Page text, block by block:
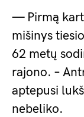
— Pirmą
mišinys
62 metų
rajono. –
aptepusi
nebeliko.